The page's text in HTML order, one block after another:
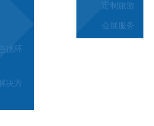
循环
决方
定制旅游
会展服务